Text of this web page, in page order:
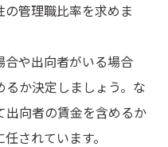
管理職比率を求めま
合や出向者がいる場合
か決定しましょう。な
出向者の賃金を含めるか
されています。